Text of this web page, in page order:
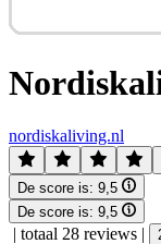
nordiskaliving.nl
De score is: 9,5
De score is: 9,5
| totaal 28 reviews |